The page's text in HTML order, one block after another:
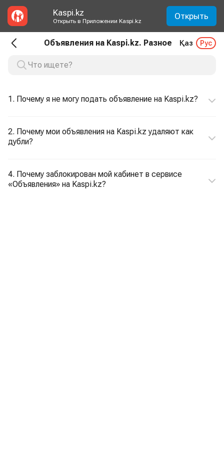
Kaspi.kz
Открыть в Приложении Kaspi.kz Открыть
Объявления на Kaspi.kz. Разное Қаз Рус
1. Почему я не могу подать объявление на Kaspi.kz?
2. Почему мои объявления на Kaspi.kz удаляют как
дубли?
4. Почему заблокирован мой кабинет в сервисе
«Объявления» на Kaspi.kz?